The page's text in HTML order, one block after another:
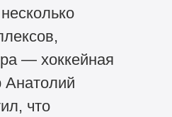
— хоккейная
Анатолий
что